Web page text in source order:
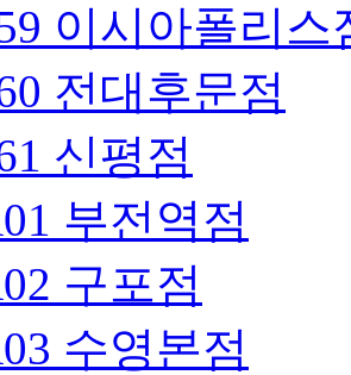
이시아폴리스
전대후문점
신평점
부전역점
구포점
수영본점